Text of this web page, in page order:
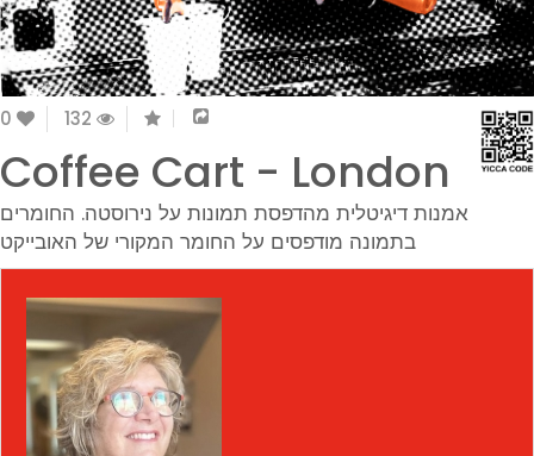
0 132
Coffee Cart - London
אמנות דיגיטלית מהדפסת תמונות על נירוסטה. החומרים